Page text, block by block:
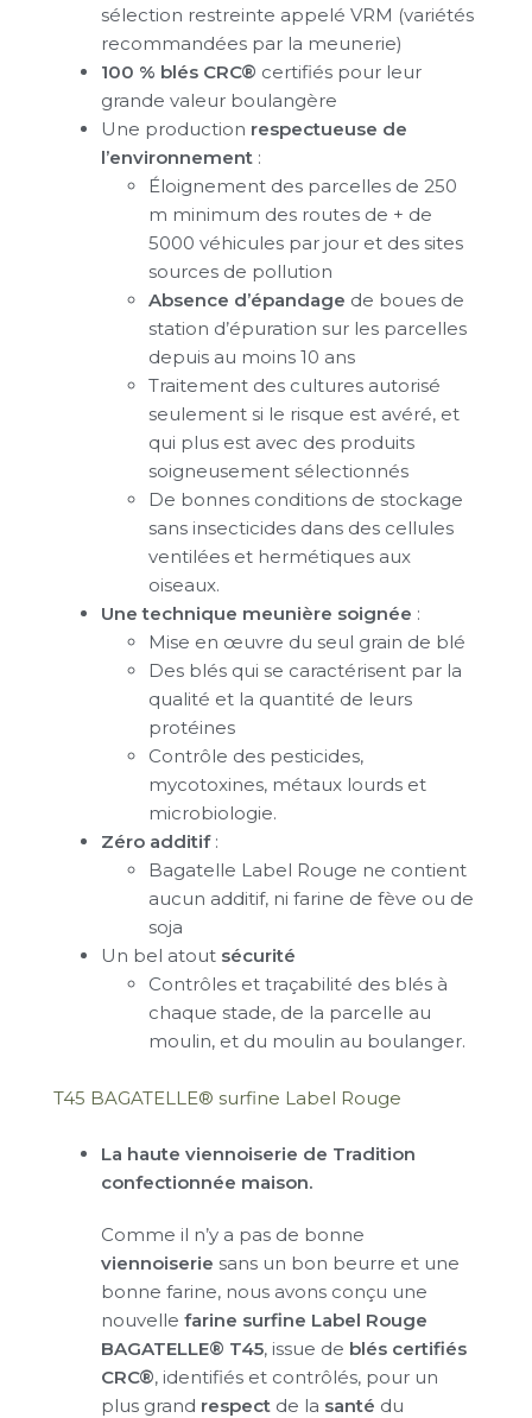
sélection restreinte appelé VRM (variétés
recommandées par la meunerie)
100 % blés CRC® certifiés pour leur
grande valeur boulangère
Une production respectueuse de
l’environnement :
Éloignement des parcelles de 250
m minimum des routes de + de
5000 véhicules par jour et des sites
sources de pollution
Absence d’épandage de boues de
station d’épuration sur les parcelles
depuis au moins 10 ans
Traitement des cultures autorisé
seulement si le risque est avéré, et
qui plus est avec des produits
soigneusement sélectionnés
De bonnes conditions de stockage
sans insecticides dans des cellules
ventilées et hermétiques aux
oiseaux.
Une technique meunière soignée :
Mise en œuvre du seul grain de blé
Des blés qui se caractérisent par la
qualité et la quantité de leurs
protéines
Contrôle des pesticides,
mycotoxines, métaux lourds et
microbiologie.
Zéro additif:
Bagatelle Label Rouge ne contient
aucun additif, ni farine de fève ou de
soja
Un bel atout sécurité
Contrôles et traçabilité des blés à
chaque stade, de la parcelle au
moulin, et du moulin au boulanger.
T45 BAGATELLE® surfine Label Rouge
La haute viennoiserie de Tradition
confectionnée maison.
Comme il n’y a pas de bonne
viennoiserie sans un bon beurre et une
bonne farine, nous avons conçu une
nouvelle farine surfine Label Rouge
BAGATELLE® T45, issue de blés certifiés
CRC®, identifiés et contrôlés, pour un
plus grand respect de la santé du